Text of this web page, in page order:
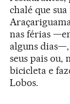
chalé que
nas férias
alguns
seus pais ou,
bicicleta e
Lobos.